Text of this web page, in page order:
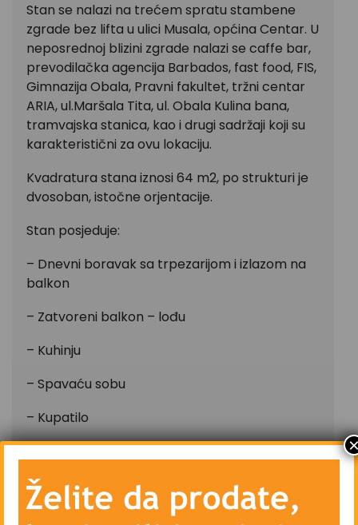
Stan se nalazi na trećem spratu stambene
zgrade bez lifta u ulici Musala, općina Centar. U
neposrednoj blizini zgrade nalazi se caffe bar,
prevodilačka agencija Barbados, fast food, FIS,
Gimnazija Obala, Pravni fakultet, tržni centar
ARIA, ul.Maršala Tita, ul. Obala Kulina bana,
tramvajska stanica, kao i drugi sadržaji koji su
karakteristični za ovu lokaciju.
Kvadratura stana iznosi 64 m2, po strukturi je
dvosoban, istočne orjentacije.
Stan posjeduje:
– Dnevni boravak sa trpezarijom i izlazom na
balkon
– Zatvoreni balkon – lođu
– Kuhinju
– Spavaću sobu
– Kupatilo
– Hodnik
– Centralno grijanje – etažno – plin